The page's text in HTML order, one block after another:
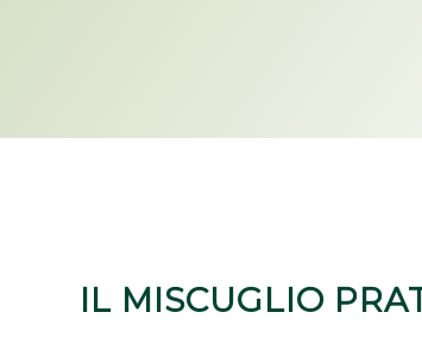
IL MISCUGLIO